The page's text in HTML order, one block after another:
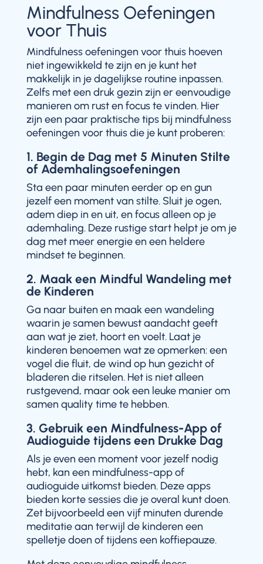
Mindfulness Oefeningen
voor Thuis
Mindfulness oefeningen voor thuis hoeven
niet ingewikkeld te zijn en je kunt het
makkelijk in je dagelijkse routine inpassen.
Zelfs met een druk gezin zijn er eenvoudige
manieren om rust en focus te vinden. Hier
zijn een paar praktische tips bij mindfulness
oefeningen voor thuis die je kunt proberen:
1. Begin de Dag met 5 Minuten Stilte
of Ademhalingsoefeningen
Sta een paar minuten eerder op en gun
jezelf een moment van stilte. Sluit je ogen,
adem diep in en uit, en focus alleen op je
ademhaling. Deze rustige start helpt je om je
dag met meer energie en een heldere
mindset te beginnen.
2. Maak een Mindful Wandeling met
de Kinderen
Ga naar buiten en maak een wandeling
waarin je samen bewust aandacht geeft
aan wat je ziet, hoort en voelt. Laat je
kinderen benoemen wat ze opmerken: een
vogel die fluit, de wind op hun gezicht of
bladeren die ritselen. Het is niet alleen
rustgevend, maar ook een leuke manier om
samen quality time te hebben.
3. Gebruik een Mindfulness-App of
Audioguide tijdens een Drukke Dag
Als je even een moment voor jezelf nodig
hebt, kan een mindfulness-app of
audioguide uitkomst bieden. Deze apps
bieden korte sessies die je overal kunt doen.
Zet bijvoorbeeld een vijf minuten durende
meditatie aan terwijl de kinderen een
spelletje doen of tijdens een koffiepauze.